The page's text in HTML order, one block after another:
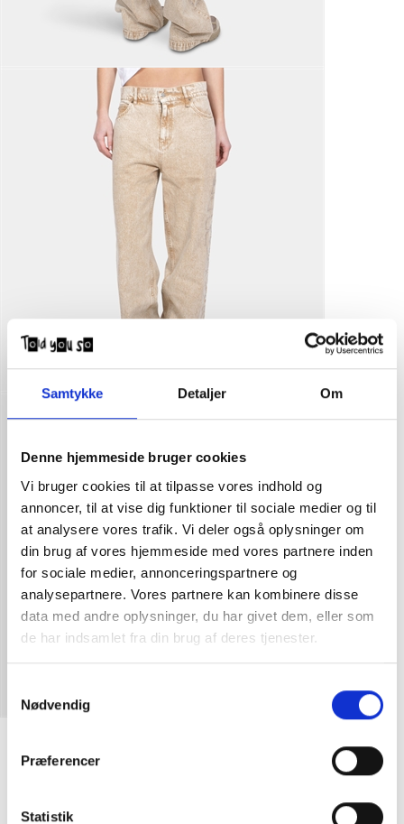
Samtykke Detaljer Om
Denne hjemmeside bruger cookies
Vi bruger cookies til at tilpasse vores indhold og
annoncer, til at vise dig funktioner til sociale medier og til
at analysere vores trafik. Vi deler også oplysninger om
din brug af vores hjemmeside med vores partnere inden
for sociale medier, annonceringspartnere og
analysepartnere. Vores partnere kan kombinere disse
data med andre oplysninger, du har givet dem, eller som
de har indsamlet fra din brug af deres tjenester.
Nødvendig
Præferencer
Statistik
Alis Bam Wide Fit Jeans w/Embroidery
Faded Sand